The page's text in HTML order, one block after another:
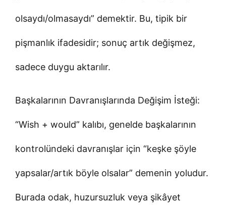
olsaydı/olmasaydı” demektir. Bu, tipik bir
pişmanlık ifadesidir; sonuç artık değişmez,
sadece duygu aktarılır.
Başkalarının Davranışlarında Değişim İsteği:
“Wish + would” kalıbı, genelde başkalarının
kontrolündeki davranışlar için “keşke şöyle
yapsalar/artık böyle olsalar” demenin yoludur.
Burada odak, huzursuzluk veya şikâyet